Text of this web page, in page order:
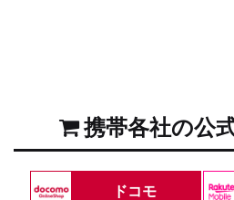
携帯各社の公
ドコモ